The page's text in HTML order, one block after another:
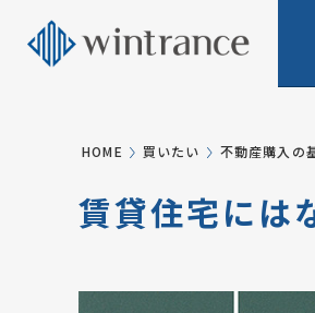
HOME 買いたい 不動産購入の
賃貸住宅には